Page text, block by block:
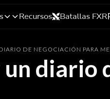
Recursos Batallas FXR
DE NEGOCIACIÓN PARA
diario